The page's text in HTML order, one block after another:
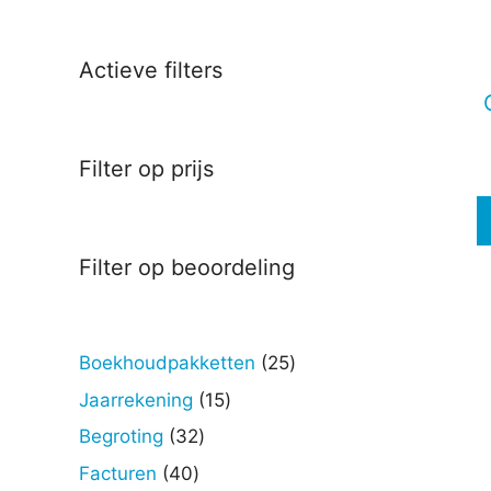
Actieve filters
Filter op prijs
Filter op beoordeling
Boekhoudpakketten 2525
Jaarrekening 1515
Begroting 3232
Facturen 4040